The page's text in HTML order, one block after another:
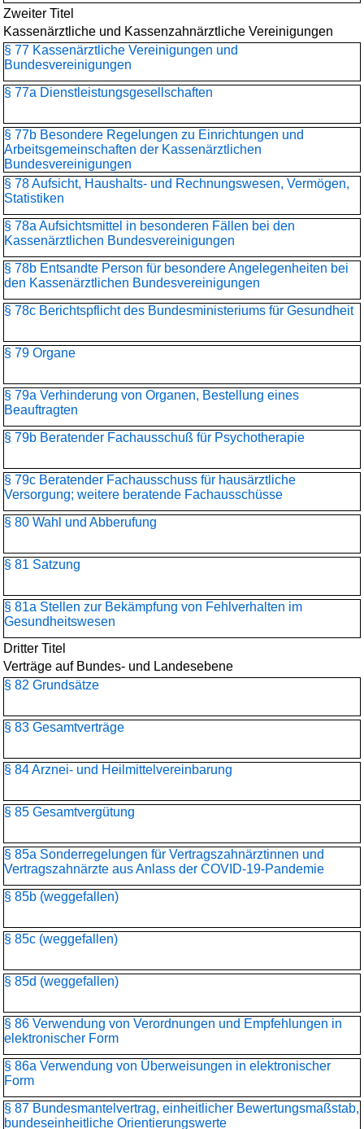
Zweiter Titel
Kassenärztliche und Kassenzahnärztliche Vereinigungen
§ 77 Kassenärztliche Vereinigungen und
Bundesvereinigungen
§ 77a Dienstleistungsgesellschaften
§ 77b Besondere Regelungen zu Einrichtungen und
Arbeitsgemeinschaften der Kassenärztlichen
Bundesvereinigungen
§ 78 Aufsicht, Haushalts- und Rechnungswesen, Vermögen,
Statistiken
§ 78a Aufsichtsmittel in besonderen Fällen bei den
Kassenärztlichen Bundesvereinigungen
§ 78b Entsandte Person für besondere Angelegenheiten bei
den Kassenärztlichen Bundesvereinigungen
§ 78c Berichtspflicht des Bundesministeriums für Gesundheit
§ 79 Organe
§ 79a Verhinderung von Organen, Bestellung eines
Beauftragten
§ 79b Beratender Fachausschuß für Psychotherapie
§ 79c Beratender Fachausschuss für hausärztliche
Versorgung; weitere beratende Fachausschüsse
§ 80 Wahl und Abberufung
§ 81 Satzung
§ 81a Stellen zur Bekämpfung von Fehlverhalten im
Gesundheitswesen
Dritter Titel
Verträge auf Bundes- und Landesebene
§ 82 Grundsätze
§ 83 Gesamtverträge
§ 84 Arznei- und Heilmittelvereinbarung
§ 85 Gesamtvergütung
§ 85a Sonderregelungen für Vertragszahnärztinnen und
Vertragszahnärzte aus Anlass der COVID-19-Pandemie
§ 85b (weggefallen)
§ 85c (weggefallen)
§ 85d (weggefallen)
§ 86 Verwendung von Verordnungen und Empfehlungen in
elektronischer Form
§ 86a Verwendung von Überweisungen in elektronischer
Form
§ 87 Bundesmantelvertrag, einheitlicher Bewertungsmaßstab,
bundeseinheitliche Orientierungswerte